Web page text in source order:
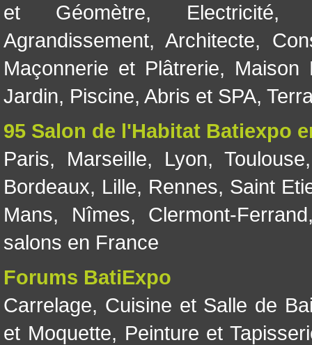
et Géomètre, Electricité
Agrandissement, Architecte,
Maçonnerie et Plâtrerie, Maison
Jardin, Piscine, Abris et SPA,
95 Salon de l'Habitat Batiexpo
Paris, Marseille, Lyon, Toulouse
Bordeaux, Lille, Rennes, Saint
Mans, Nîmes, Clermont-Ferrand
salons en France
Forums BatiExpo
Carrelage, Cuisine et Salle de
et Moquette, Peinture et